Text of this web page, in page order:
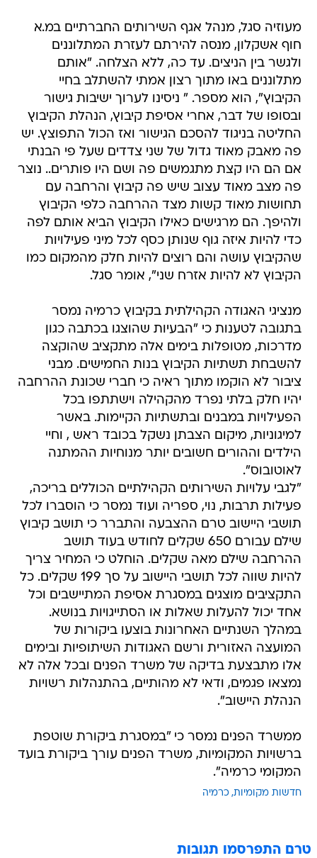
מעוזיה סגל, מנהל אגף השירותים החברתיים במ.א
חוף אשקלון, מנסה להירתם לעזרת המתלוננים
ולגשר בין הניצים. עד כה, ללא הצלחה. "אותם
מתלוננים באו מתוך רצון אמתי להשתלב בחיי
הקיבוץ", הוא מספר. " ניסינו לערוך ישיבות גישור
ובסופו של דבר, אחרי אסיפת קיבוץ, הנהלת הקיבוץ
החליטה בניגוד להסכם הגישור ואז הכול התפוצץ. יש
פה מאבק מאוד גדול של שני צדדים שעל פי הבנתי
אם הם היו קצת מתגמשים פה ושם היו פותרים.. נוצר
פה מצב מאוד עצוב שיש פה קיבוץ והרחבה עם
תחושות מאוד קשות מצד ההרחבה כלפי הקיבוץ
ולהיפך. הם מרגישים כאילו הקיבוץ הביא אותם לפה
כדי להיות איזה גוף שנותן כסף לכל מיני פעילויות
שהקיבוץ עושה והם רוצים להיות חלק מהמקום כמו
הקיבוץ לא להיות אזרח שני", אומר סגל.
מנציגי האגודה הקהילתית בקיבוץ כרמיה נמסר
בתגובה לטענות כי "הבעיות שהוצגו בכתבה כגון
מדרכות, מטופלות בימים אלה מתקציב שהוקצה
להשבחת תשתיות הקיבוץ בנות החמישים. מבני
ציבור לא הוקמו מתוך ראיה כי חברי שכונת ההרחבה
יהיו חלק בלתי נפרד מהקהילה וישתתפו בכל
הפעילויות במבנים ובתשתיות הקיימות. באשר
למיגוניות, מיקום הצבתן נשקל בכובד ראש , וחיי
הילדים וההורים חשובים יותר מנוחיות ההמתנה
לאוטובוס".
"לגבי עלויות השירותים הקהילתיים הכוללים בריכה,
פעילות תרבות, נוי, ספריה ועוד נמסר כי הוסברו לכל
תושבי היישוב טרם ההצבעה והתברר כי תושב קיבוץ
שילם עבורם 650 שקלים לחודש בעוד תושב
ההרחבה שילם מאה שקלים. הוחלט כי המחיר צריך
להיות שווה לכל תושבי היישוב על סך 199 שקלים. כל
התקציבים מוצגים במסגרת אסיפת המתיישבים וכל
אחד יכול להעלות שאלות או הסתייגויות בנושא.
במהלך השנתיים האחרונות בוצעו ביקורות של
המועצה האזורית ורשם האגודות השיתופיות ובימים
אלו מתבצעת בדיקה של משרד הפנים ובכל אלה לא
נמצאו פגמים, ודאי לא מהותיים, בהתנהלות רשויות
הנהלת היישוב".
ממשרד הפנים נמסר כי "במסגרת ביקורת שוטפת
ברשויות המקומיות, משרד הפנים עורך ביקורת בועד
המקומי כרמיה".
חדשות מקומיות כרמיה
טרם התפרסמו תגובות